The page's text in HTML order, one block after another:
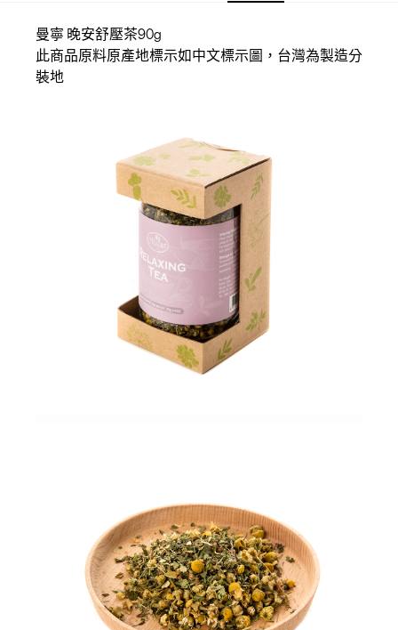
曼寧 晚安舒壓茶90g
此商品原料原產地標示如中文標示圖，台灣為製造分
裝地